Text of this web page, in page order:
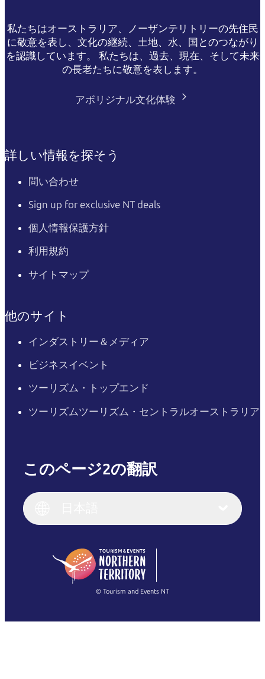
私たちはオーストラリア、ノーザンテリトリーの先住民
に敬意を表し、文化の継続、土地、水、国とのつながり
を認識しています。 私たちは、過去、現在、そして未来
の長老たちに敬意を表します。
アボリジナル文化体験
詳しい情報を探そう
問い合わせ
Sign up for exclusive NT deals
個人情報保護方針
利用規約
サイトマップ
他のサイト
インダストリー＆メディア
ビジネスイベント
ツーリズム・トップエンド
ツーリズムツーリズム・セントラルオーストラリア
このページ2の翻訳
English (US)
English
(Singapore)
Français
繁體中文
© Tourism and Events NT